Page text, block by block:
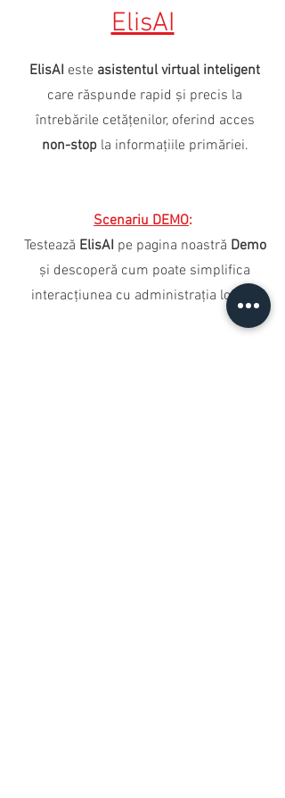
ElisAI
ElisAI este asistentul virtual inteligent
care răspunde rapid și precis la
întrebările cetățenilor, oferind acces
non-stopla informațiile primăriei.
Scenariu DEMO:
Testează ElisAI pe pagina noastră Demo
și descoperă cum poate simplifica
interacțiunea cu administrația locală!